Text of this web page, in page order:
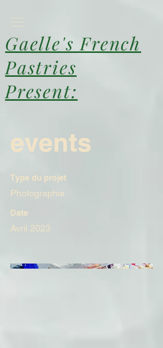
Gaelle's French
Pastries
Present:
events
Type du projet
Photographie
Date
Avril 2023